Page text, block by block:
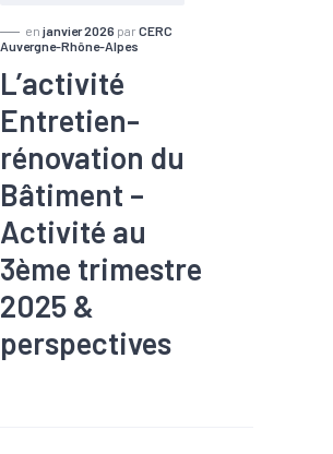
en janvier 2026 par CERC
Auvergne-Rhône-Alpes
L’activité
Entretien-
rénovation du
Bâtiment –
Activité au
3ème trimestre
2025 &
perspectives